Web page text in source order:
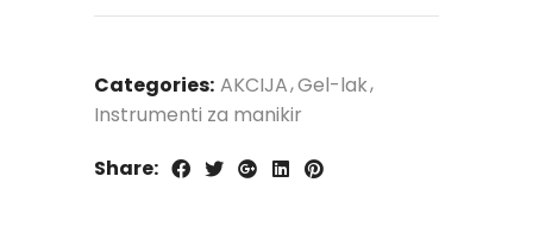
Categories: AKCIJA Gel-lak
Instrumenti za manikir
Share: